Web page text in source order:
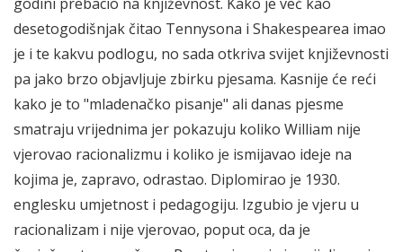
desetogodišnjak čitao Tennysona i Shakespearea imao
je i te kakvu podlogu, no sada otkriva svijet književnosti
pa jako brzo objavljuje zbirku pjesama. Kasnije će reći
kako je to "mladenačko pisanje" ali danas pjesme
smatraju vrijednima jer pokazuju koliko William nije
vjerovao racionalizmu i koliko je ismijavao ideje na
kojima je, zapravo, odrastao. Diplomirao je 1930.
englesku umjetnost i pedagogiju. Izgubio je vjeru u
racionalizam i nije vjerovao, poput oca, da je